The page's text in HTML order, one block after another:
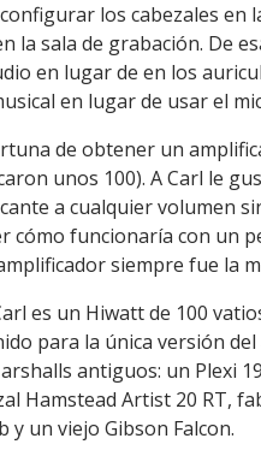
los cabezales en
la sala de grabación. De
en lugar de en los
en lugar de usar el
de obtener un
unos 100). A Carl le
a cualquier volumen
cómo funcionaría con un
siempre fue la
es un Hiwatt de 100
para la única versión del
antiguos: un Plexi
Hamstead Artist 20 RT,
y un viejo Gibson Falcon.